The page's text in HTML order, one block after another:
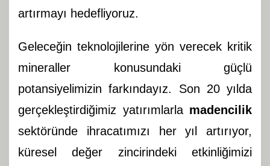
artırmayı hedefliyoruz.
Geleceğin teknolojilerine yön verecek kritik
mineraller konusundaki güçlü
potansiyelimizin farkındayız. Son 20 yılda
gerçekleştirdiğimiz yatırımlarla madencilik
sektöründe ihracatımızı her yıl artırıyor,
küresel değer zincirindeki etkinliğimizi